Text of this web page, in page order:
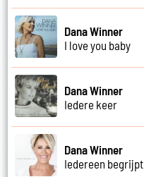
Dana Winner
I love you baby
Dana Winner
Iedere keer
Dana Winner
Iedereen begrijpt